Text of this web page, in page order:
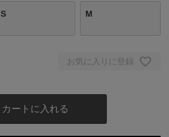
S M
お気に入りに登録
カートに入れる